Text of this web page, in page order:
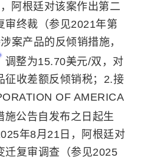
阿根廷对该案作出第二
审终裁（参见2021年第
案产品的反倾销措施，
调整为15.70美元/双，对
征收差额反倾销税；2.接
OF AMERICA
施公告自发布之日起生
年8月21日，阿根廷对
迁复审调查（参见2025